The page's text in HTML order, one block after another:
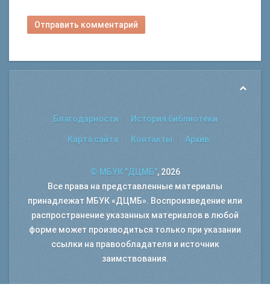
Отправить комментарий
Благодарности История библиотеки
Карта сайта Контакты Архив
© МБУК "ДЦМБ", 2026
Все права на представленные материалы
принадлежат МБУК «ДЦМБ». Воспроизведение или
распространение указанных материалов в любой
форме может производиться только при указании
ссылки на правообладателя и источник
заимствования.